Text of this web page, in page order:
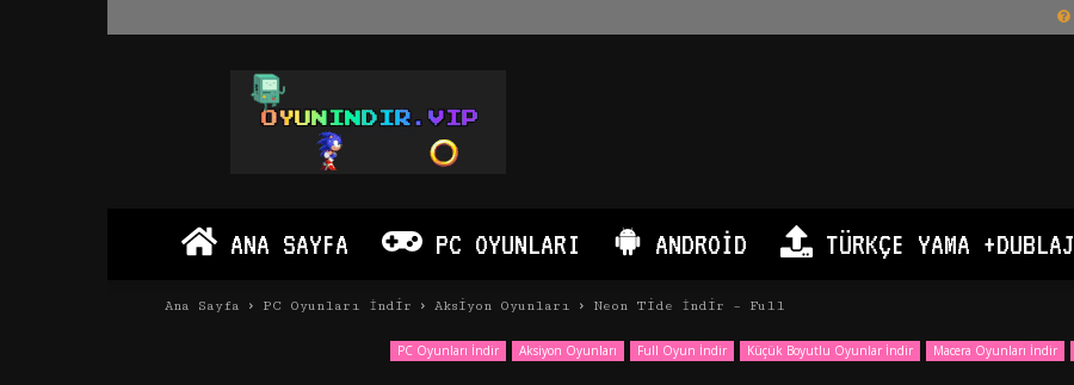
Oyun
İndir
PC
Android
ANA SAYFA PC OYUNLARI ANDROID TÜRKÇE YAMA +DUBLAJ
Ana Sayfa PC Oyunları İndir Aksiyon Oyunları Neon Tide İndir – Full
PC Oyunları İndir Aksiyon Oyunları Full Oyun İndir Küçük Boyutlu Oyunlar İndir Macera Oyunları İndir